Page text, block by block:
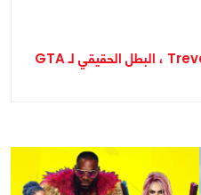
طالع أيضاً: شخصيات الجيمنج: Trevor ، البطل الحقيقي لـ GTA